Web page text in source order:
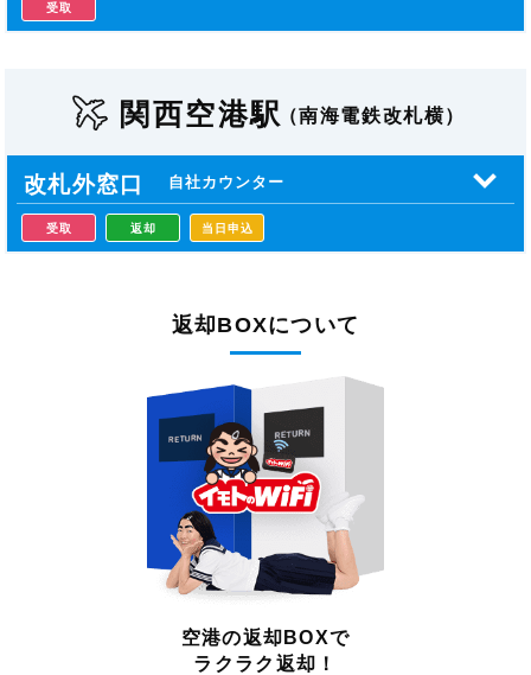
受取
関西空港駅（南海電鉄改札横）
改札外窓口 自社カウンター
受取 返却 当日申込
返却BOXについて
空港の返却BOXで
ラクラク返却！